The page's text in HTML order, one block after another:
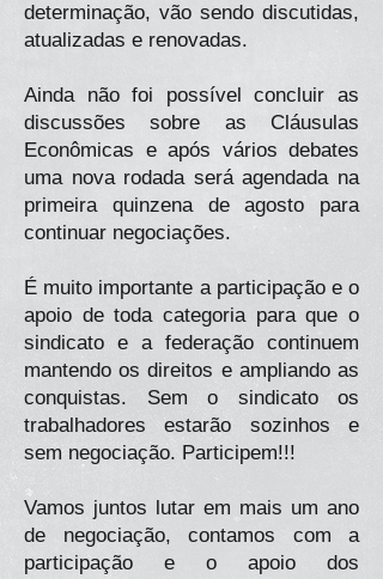
determinação, vão sendo discutidas,
atualizadas e renovadas.
Ainda não foi possível concluir as
discussões sobre as Cláusulas
Econômicas e após vários debates
uma nova rodada será agendada na
primeira quinzena de agosto para
continuar negociações.
É muito importante a participação e o
apoio de toda categoria para que o
sindicato e a federação continuem
mantendo os direitos e ampliando as
conquistas. Sem o sindicato os
trabalhadores estarão sozinhos e
sem negociação. Participem!!!
Vamos juntos lutar em mais um ano
de negociação, contamos com a
participação e o apoio dos